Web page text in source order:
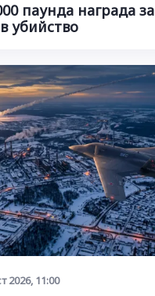
паунда награда за
убийство
2026, 11:00